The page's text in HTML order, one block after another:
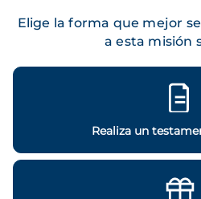
Elige la forma que mejor
a esta misión
Realiza un